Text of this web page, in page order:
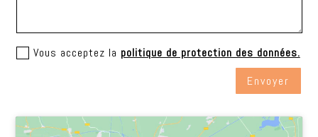
Vous acceptez la politique de protection des données.
Envoyer